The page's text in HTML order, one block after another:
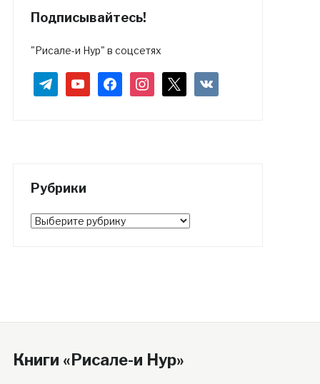
Подписывайтесь!
"Рисале-и Нур" в соцсетях
telegramyoutubefacebookinstagram vkontakte
Рубрики
Рубрики
Книги «Рисале-и Нур»